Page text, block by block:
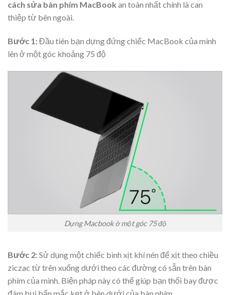
cách sửa bàn phím MacBook an toàn nhất chính là can
thiệp từ bên ngoài.
Bước 1:Đầu tiên bạn dựng đứng chiếc MacBook của mình
lên ở một góc khoảng 75 độ
Dựng Macbook ở một góc 75 độ
Bước 2: Sử dụng một chiếc bình xịt khí nén để xịt theo chiều
ziczac từ trên xuống dưới theo các đường có sẵn trên bàn
phím của mình. Biện pháp này có thể giúp bạn thổi bay được